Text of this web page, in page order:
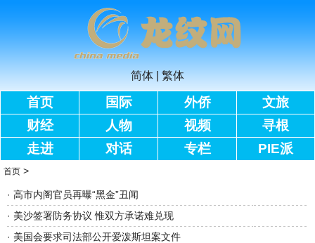
简体 繁体
首页 国际 外侨
文旅
财经
人物 视频
寻根
走进
对话 专栏 PIE派
首页 >
· 高市内阁官员再曝“黑金”丑闻
· 美沙签署防务协议 惟双方承诺难兑现
· 美国会要求司法部公开爱泼斯坦案文件